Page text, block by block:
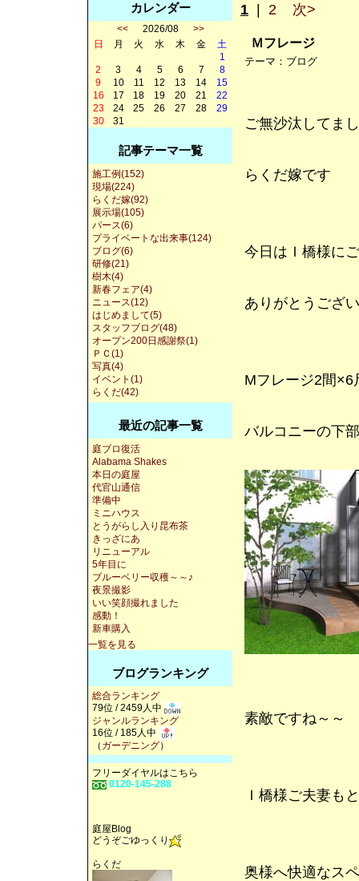
1 2 次>
Ｍフレージ
テーマ： ブログ
ご無沙汰してま
らくだ嫁です
今日はＩ橋様に
ありがとうござ
Mフレージ2間×6
バルコニーの下
素敵ですね～～
Ｉ橋様ご夫妻も
奥様へ快適なス
カレンダー
<<2026/08 >>
日
月 火 水 木 金
土
1
2
3 4 5 6 7
8
9
10 11 12 13 14
15
16
17 18 19 20 21
22
23
24 25 26 27 28
29
30
31
記事テーマ一覧
施工例(152)
現場(224)
らくだ嫁(92)
展示場(105)
パース(6)
プライベートな出来事(124)
ブログ(6)
研修(21)
樹木(4)
新春フェア(4)
ニュース(12)
はじめまして(5)
スタッフブログ(48)
オープン200日感謝祭(1)
ＰＣ(1)
写真(4)
イベント(1)
らくだ(42)
最近の記事一覧
庭ブロ復活
Alabama Shakes
本日の庭屋
代官山通信
準備中
ミニハウス
とうがらし入り昆布茶
きっざにあ
リニューアル
5年目に
ブルーベリー収穫～～♪
夜景撮影
いい笑顔撮れました
感動！
新車購入
一覧を見る
ブログランキング
総合ランキング
79位 / 2459人中
ジャンルランキング
16位 / 185人中
（ ガーデニング）
フリーダイヤルはこちら
0120-145-288
庭屋Blog
どうぞごゆっくり
らくだ